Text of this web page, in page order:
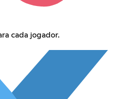
cada jogador.